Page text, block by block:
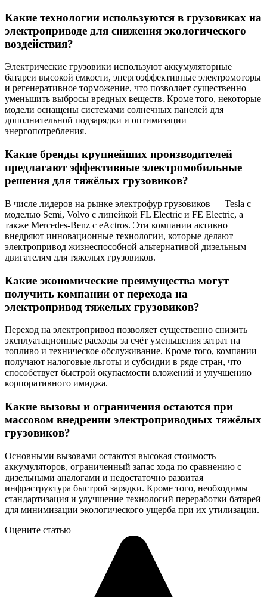
Какие технологии используются в грузовиках на
электроприводе для снижения экологического
воздействия?
Электрические грузовики используют аккумуляторные
батареи высокой ёмкости, энергоэффективные электромоторы
и регенеративное торможение, что позволяет существенно
уменьшить выбросы вредных веществ. Кроме того, некоторые
модели оснащены системами солнечных панелей для
дополнительной подзарядки и оптимизации
энергопотребления.
Какие бренды крупнейших производителей
предлагают эффективные электромобильные
решения для тяжёлых грузовиков?
В числе лидеров на рынке электрофур грузовиков — Tesla с
моделью Semi, Volvo с линейкой FL Electric и FE Electric, а
также Mercedes-Benz с eActros. Эти компании активно
внедряют инновационные технологии, которые делают
электропривод жизнеспособной альтернативой дизельным
двигателям для тяжелых грузовиков.
Какие экономические преимущества могут
получить компании от перехода на
электропривод тяжелых грузовиков?
Переход на электропривод позволяет существенно снизить
эксплуатационные расходы за счёт уменьшения затрат на
топливо и техническое обслуживание. Кроме того, компании
получают налоговые льготы и субсидии в ряде стран, что
способствует быстрой окупаемости вложений и улучшению
корпоративного имиджа.
Какие вызовы и ограничения остаются при
массовом внедрении электроприводных тяжёлых
грузовиков?
Основными вызовами остаются высокая стоимость
аккумуляторов, ограниченный запас хода по сравнению с
дизельными аналогами и недостаточно развитая
инфраструктура быстрой зарядки. Кроме того, необходимы
стандартизация и улучшение технологий переработки батарей
для минимизации экологического ущерба при их утилизации.
Оцените статью